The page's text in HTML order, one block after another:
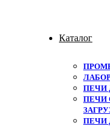
Каталог
ПЕЧИ
ПЕЧИ
ПЕЧИ